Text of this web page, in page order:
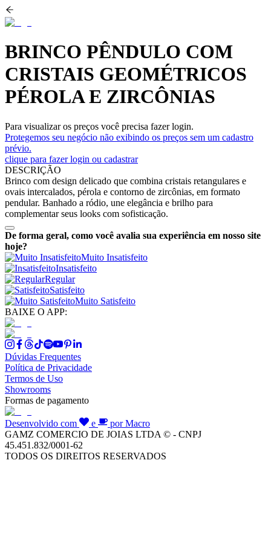
BRINCO PÊNDULO COM
CRISTAIS GEOMÉTRICOS
PÉROLA E ZIRCÔNIAS
Para visualizar os preços você precisa fazer login.
Protegemos seu negócio não exibindo os preços sem um cadastro
prévio.
clique para fazer login ou cadastrar
DESCRIÇÃO
Brinco com design delicado que combina cristais retangulares e
ovais intercalados, pérola e contorno de zircônias, em formato
pendular. Banhado a ródio, une elegância e brilho para
complementar seus looks com sofisticação.
De forma geral, como você avalia sua experiência em nosso site
hoje?
Muito Insatisfeito
Insatisfeito
Regular
Satisfeito
Muito Satisfeito
BAIXE O APP:
Dúvidas Frequentes
Política de Privacidade
Termos de Uso
Showrooms
Formas de pagamento
Desenvolvido com e
por Macro
GAMZ COMERCIO DE JOIAS LTDA © - CNPJ
45.451.832/0001-62
TODOS OS DIREITOS RESERVADOS